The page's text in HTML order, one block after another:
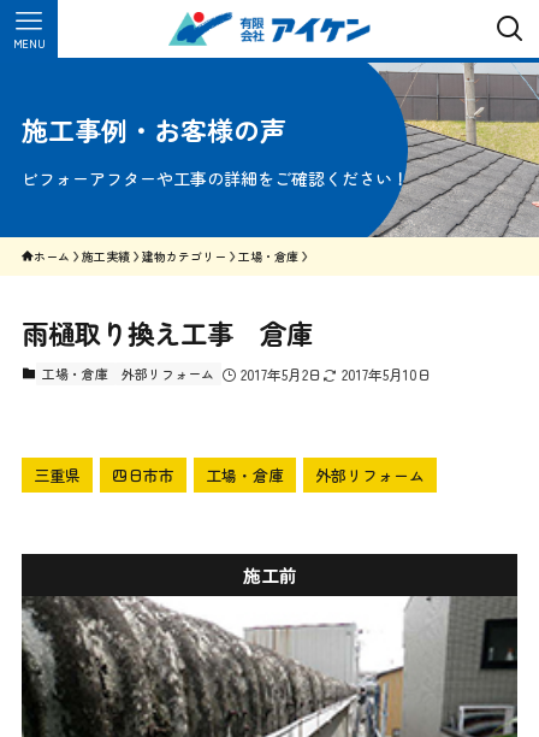
MENU
施工事例・お客様の声
ビフォーアフターや工事の詳細をご確認ください！
ホーム 施工実績 建物カテゴリー 工場・倉庫
雨樋取り換え工事 倉庫
工場・倉庫 外部リフォーム 2017年5月2日 2017年5月10日
三重県 四日市市 工場・倉庫 外部リフォーム
施工前